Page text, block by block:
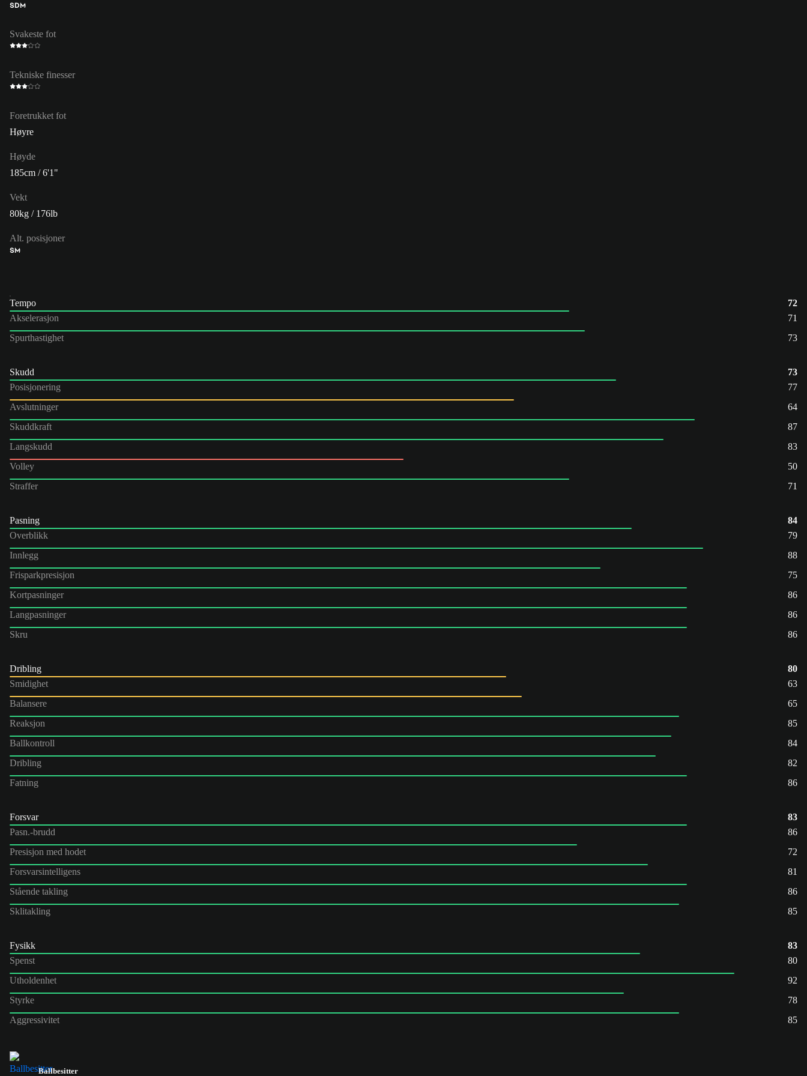
SDM
Svakeste fot
Tekniske finesser
Foretrukket fot
Høyre
Høyde
185cm / 6'1"
Vekt
80kg / 176lb
Alt. posisjoner
SM
Tempo
72
Akselerasjon
71
Spurthastighet
73
Skudd
73
Posisjonering
77
Avslutninger
64
Skuddkraft
87
Langskudd
83
Volley
50
Straffer
71
Pasning
84
Overblikk
79
Innlegg
88
Frisparkpresisjon
75
Kortpasninger
86
Langpasninger
86
Skru
86
Dribling
80
Smidighet
63
Balansere
65
Reaksjon
85
Ballkontroll
84
Dribling
82
Fatning
86
Forsvar
83
Pasn.-brudd
86
Presisjon med hodet
72
Forsvarsintelligens
81
Stående takling
86
Sklitakling
85
Fysikk
83
Spenst
80
Utholdenhet
92
Styrke
78
Aggressivitet
85
Ballbesitter